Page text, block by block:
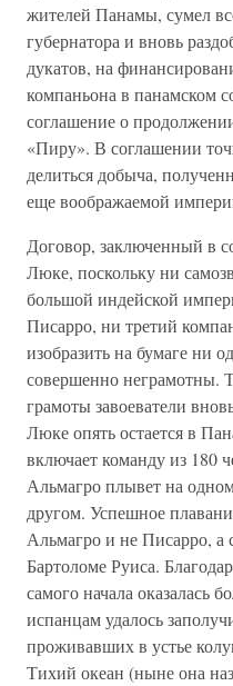
жителей Панамы, сумел
губернатора и вновь
дукатов, на
компаньона в панамском
соглашение о
«Пиру». В соглашении
делиться добыча,
еще воображаемой
Договор, заключенный в
Люке, поскольку ни
большой индейской
Писарро, ни третий
изобразить на бумаге ни
совершенно неграмотны.
грамоты завоеватели
Люке опять остается в
включает команду из 180
Альмагро плывет на
другом. Успешное
Альмагро и не Писарро, а
Бартоломе Руиса.
самого начала оказалась
испанцам удалось
проживавших в устье
Тихий океан (ныне она